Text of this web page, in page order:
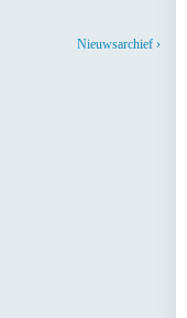
Nieuwsarchief ›